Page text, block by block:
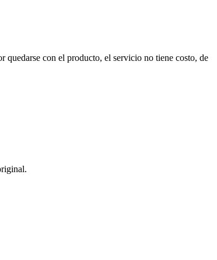
quedarse con el producto, el servicio no tiene costo, de